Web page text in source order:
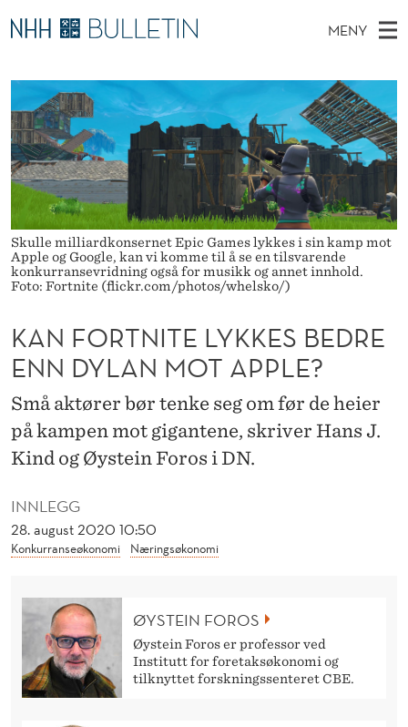
K
A
N
F
O
R
T
N
E
L
Y
K
E
S
MENY
O
V
E
D
M
E
N
Y
Ø
N
E
T
T
S
T
E
T
Stipendiater og nye forskerprofiler
Disputaser
Ekspertutvalg
Om Bulletin
Skulle milliardkonsernet Epic Games lykkes i sin kamp mot
Apple og Google, kan vi komme til å se en tilsvarende
konkurransevridning også for musikk og annet innhold.
Foto: Fortnite (flickr.com/photos/whelsko/)
INNLEGG
28. august 2020 10:50
Konkurranseøkonomi Næringsøkonomi
KAN FORTNITE LYKKES BEDRE
ENN DYLAN MOT APPLE?
Små aktører bør tenke seg om før de heier
på kampen mot gigantene, skriver Hans J.
Kind og Øystein Foros i DN.
ØYSTEIN FOROS
Øystein Foros er professor ved
Institutt for foretaksøkonomi og
tilknyttet forskningssenteret CBE.